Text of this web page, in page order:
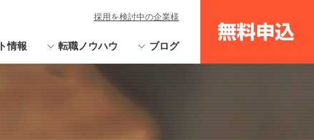
情報 転職ノウハウ ブログ
無料申込
採用を検討中の企業様